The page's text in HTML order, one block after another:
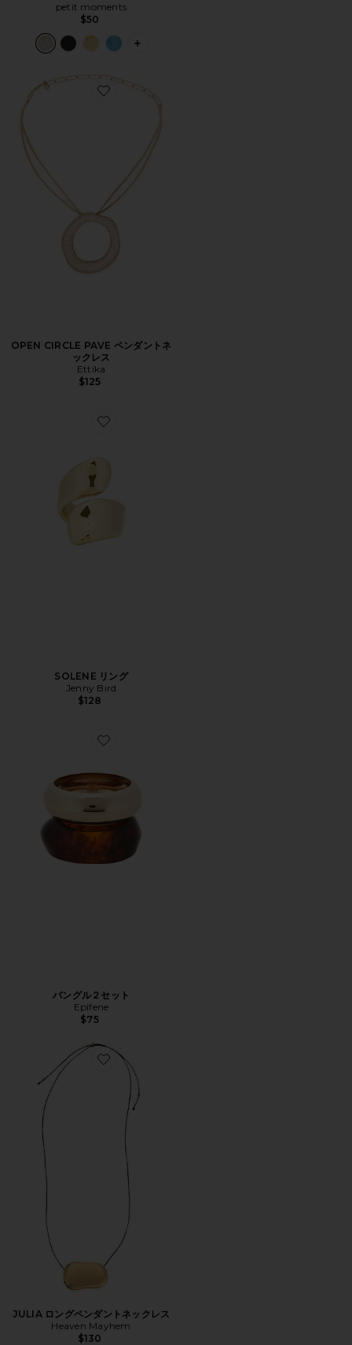
petit moments
$50
PLUS ICON TO SEE MORE OPTIONS
Favorite OPEN CIRCLE PAVE ペンダントネックレス
OPEN CIRCLE PAVE ペンダントネ
ックレス
Ettika
$125
Favorite SOLENE リング
SOLENE リング
Jenny Bird
$128
Favorite バングル２セット
バングル２セット
Epifene
$75
Favorite JULIA ロングペンダントネックレス
JULIA ロングペンダントネックレス
Heaven Mayhem
$130